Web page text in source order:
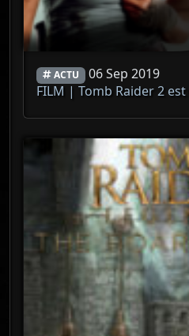
ACTU 06 Sep 2019
FILM | Tomb Raider 2